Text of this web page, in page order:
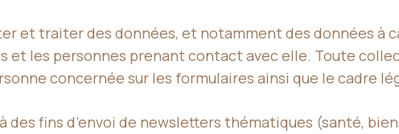
et traiter des données, et notamment des données à
et les personnes prenant contact avec elle. Toute
concernée sur les formulaires ainsi que le cadre
des fins d’envoi de newsletters thématiques (santé,